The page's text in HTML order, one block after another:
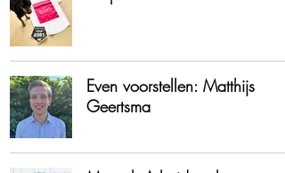
Even voorstellen: Matthijs
Geertsma